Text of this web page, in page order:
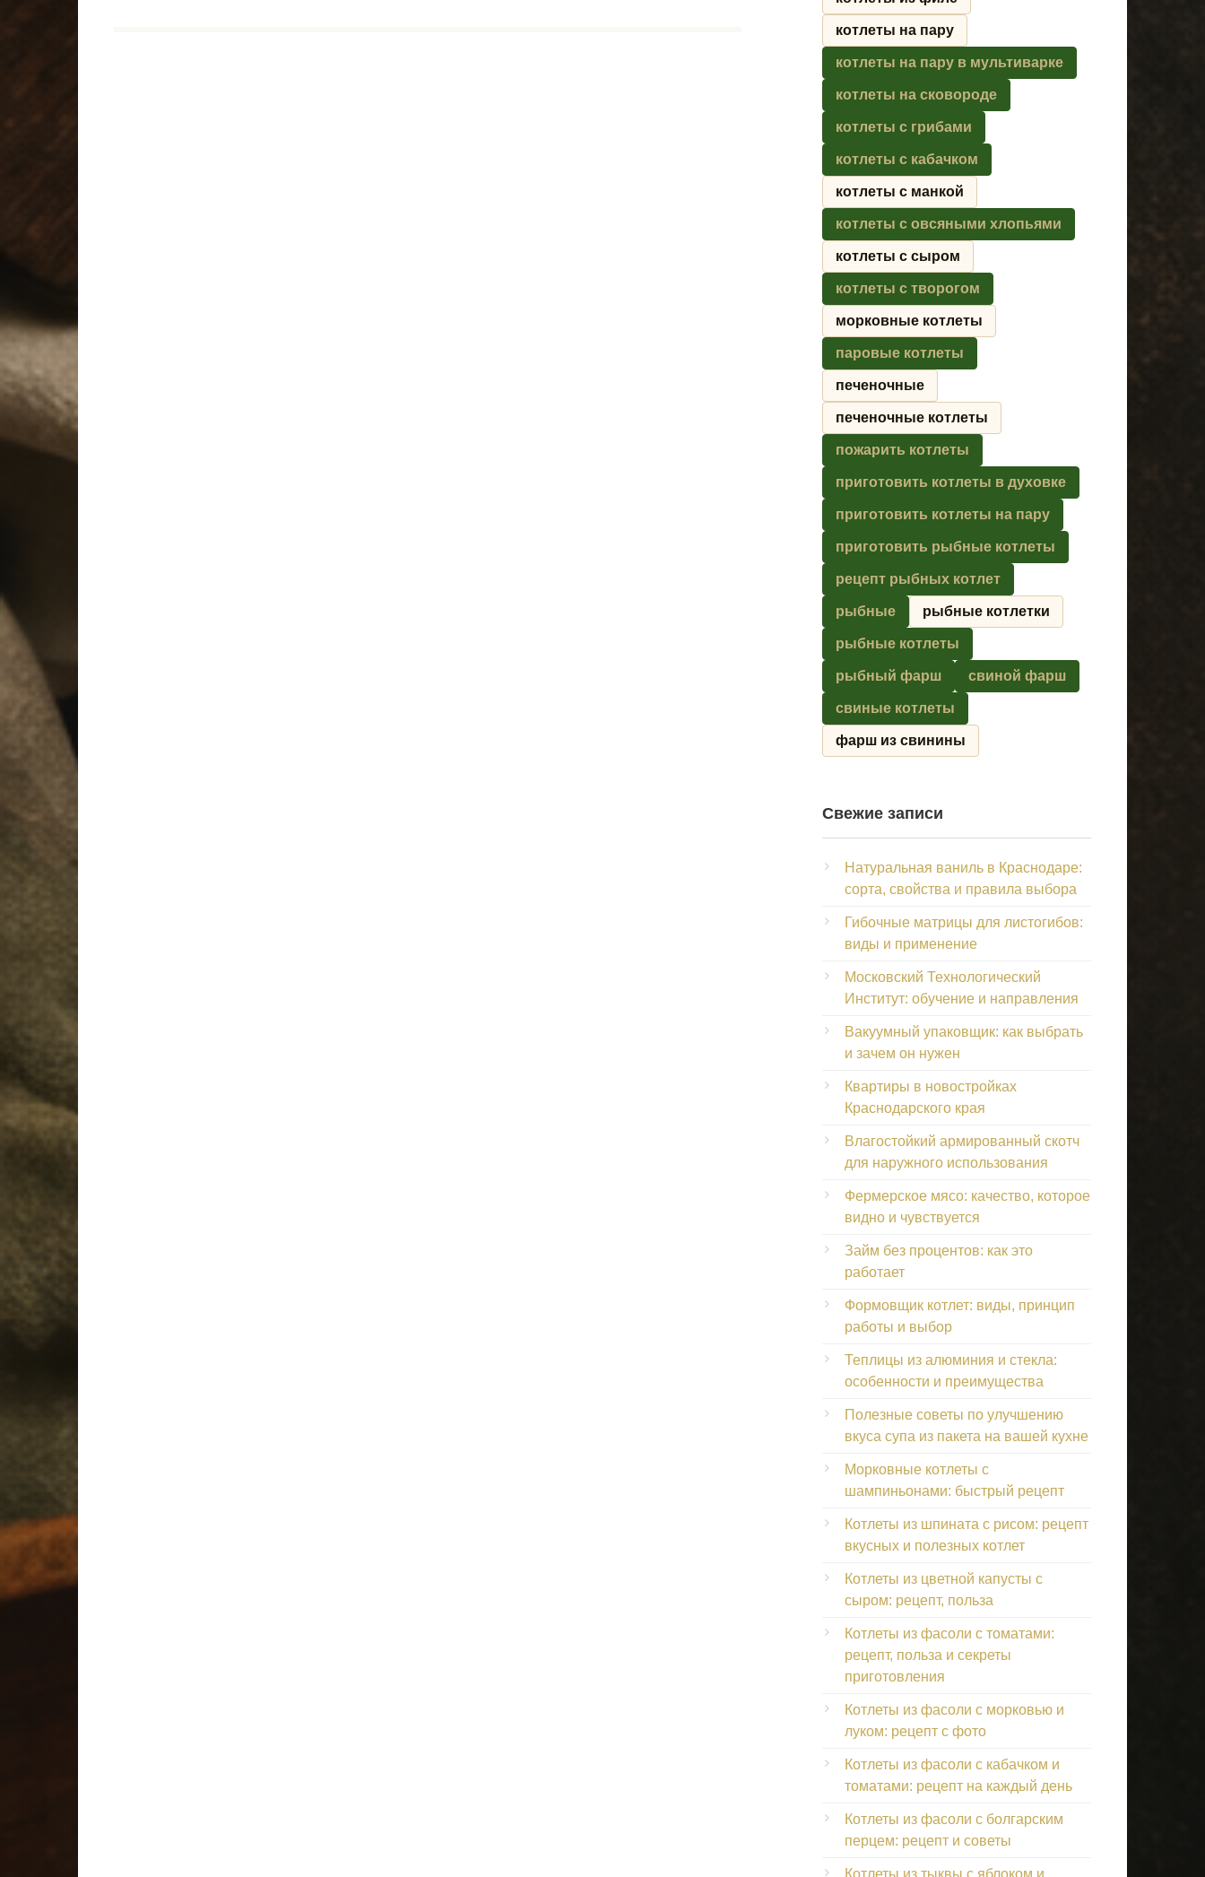
котлеты на пару
котлеты на пару в мультиварке
котлеты на сковороде
котлеты с грибами
котлеты с кабачком
котлеты с манкой
котлеты с овсяными хлопьями
котлеты с сыром
котлеты с творогом
морковные котлеты
паровые котлеты
печеночные
печеночные котлеты
пожарить котлеты
приготовить котлеты в духовке
приготовить котлеты на пару
приготовить рыбные котлеты
рецепт рыбных котлет
рыбные рыбные котлетки
рыбные котлеты
рыбный фарш свиной фарш
свиные котлеты
фарш из свинины
Свежие записи
Натуральная ваниль в Краснодаре:
сорта, свойства и правила выбора
Гибочные матрицы для листогибов:
виды и применение
Московский Технологический
Институт: обучение и направления
Вакуумный упаковщик: как выбрать
и зачем он нужен
Квартиры в новостройках
Краснодарского края
Влагостойкий армированный скотч
для наружного использования
Фермерское мясо: качество, которое
видно и чувствуется
Займ без процентов: как это
работает
Формовщик котлет: виды, принцип
работы и выбор
Теплицы из алюминия и стекла:
особенности и преимущества
Полезные советы по улучшению
вкуса супа из пакета на вашей кухне
Морковные котлеты с
шампиньонами: быстрый рецепт
Котлеты из шпината с рисом: рецепт
вкусных и полезных котлет
Котлеты из цветной капусты с
сыром: рецепт, польза
Котлеты из фасоли с томатами:
рецепт, польза и секреты
приготовления
Котлеты из фасоли с морковью и
луком: рецепт с фото
Котлеты из фасоли с кабачком и
томатами: рецепт на каждый день
Котлеты из фасоли с болгарским
перцем: рецепт и советы
Котлеты из тыквы с яблоком и